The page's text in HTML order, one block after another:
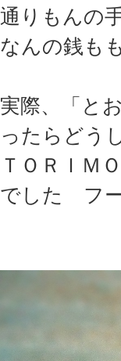
通りもんの
なんの銭も
実際、「と
ったらどう
ＴＯＲＩＭ
でした フ